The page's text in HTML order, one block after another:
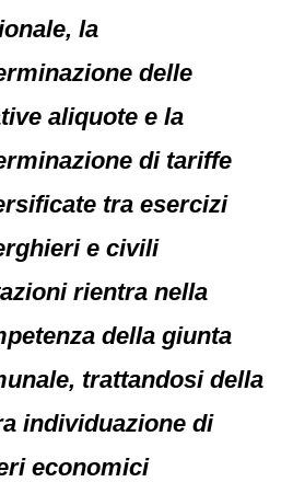
la
delle
aliquote e la
di tariffe
tra esercizi
e civili
rientra nella
della giunta
trattandosi della
individuazione di
economici